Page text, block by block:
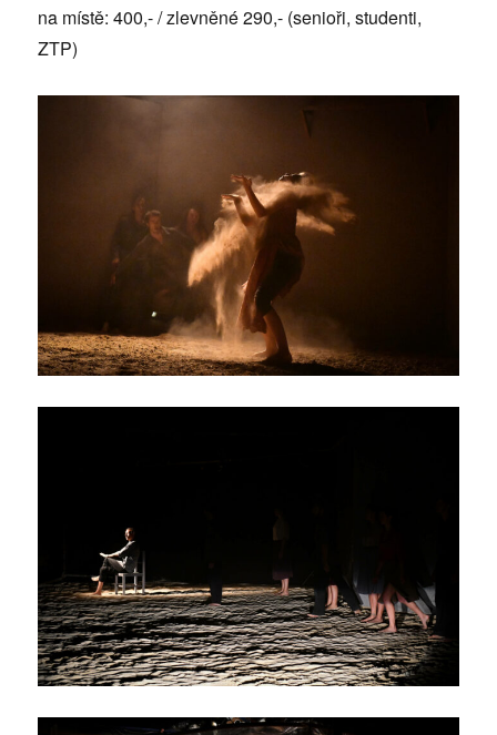
na místě: 400,- / zlevněné 290,- (senioři, studenti,
ZTP)